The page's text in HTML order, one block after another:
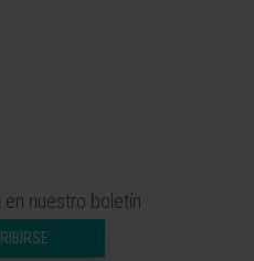
en nuestro boletín